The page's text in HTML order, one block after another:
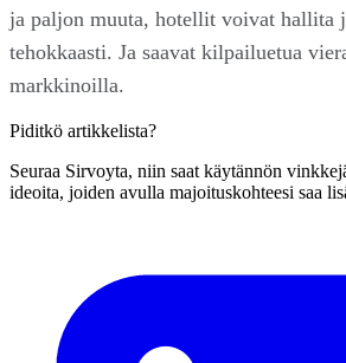
ja paljon muuta, hotellit voivat hallita
tehokkaasti. Ja saavat kilpailuetua
markkinoilla.
Piditkö artikkelista?
Seuraa Sirvoyta, niin saat käytännön
ideoita, joiden avulla majoituskohteesi saa